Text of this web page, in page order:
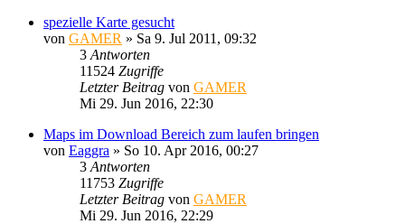
spezielle Karte gesucht
von GAMER » Sa 9. Jul 2011, 09:32
3 Antworten
11524 Zugriffe
Letzter Beitrag von GAMER
Mi 29. Jun 2016, 22:30
Maps im Download Bereich zum laufen bringen
von Eaggra » So 10. Apr 2016, 00:27
3 Antworten
11753 Zugriffe
Letzter Beitrag von GAMER
Mi 29. Jun 2016, 22:29